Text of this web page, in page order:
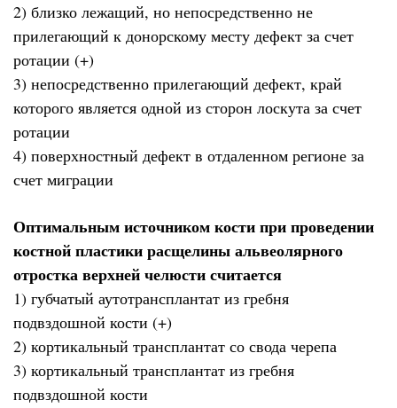
2) близко лежащий, но непосредственно не
прилегающий к донорскому месту дефект за счет
ротации (+)
3) непосредственно прилегающий дефект, край
которого является одной из сторон лоскута за счет
ротации
4) поверхностный дефект в отдаленном регионе за
счет миграции
Оптимальным источником кости при проведении
костной пластики расщелины альвеолярного
отростка верхней челюсти считается
1) губчатый аутотрансплантат из гребня
подвздошной кости (+)
2) кортикальный трансплантат со свода черепа
3) кортикальный трансплантат из гребня
подвздошной кости